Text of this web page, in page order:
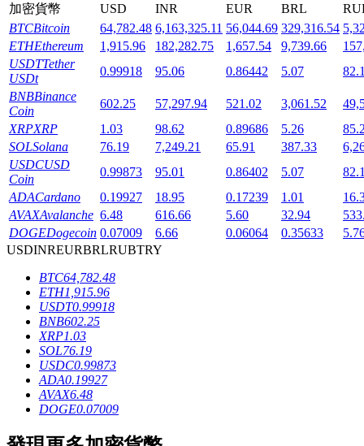
Launchpool
活期質押獲得熱門資產
鎖倉BTR
輕鬆獲得多重福利
借貸寶
借貸數字貨幣，及時且安全的服務
加密貨幣 USD INR EUR BRL
BTCBitcoin 64,782.48 6,163,325.11 56,044.69 329,316.54
ETHEthereum 1,915.96 182,282.75 1,657.54 9,739.66
USDTTether
USDt
0.99918 95.06 0.86442 5.07
BNBBinance
Coin
602.25 57,297.94 521.02 3,061.52
XRPXRP 1.03 98.62 0.89686 5.26
SOLSolana 76.19 7,249.21 65.91 387.33
USDCUSD
Coin
0.99873 95.01 0.86402 5.07
ADACardano 0.19927 18.95 0.17239 1.01
AVAXAvalanche 6.48 616.66 5.60 32.94
DOGEDogecoin 0.07009 6.66 0.06064 0.35633
USDINREURBRLRUBTRY
BTC64,782.48
ETH1,915.96
USDT0.99918
BNB602.25
XRP1.03
SOL76.19
USDC0.99873
ADA0.19927
AVAX6.48
DOGE0.07009